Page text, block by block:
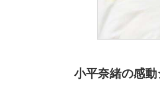
小平奈緒の感